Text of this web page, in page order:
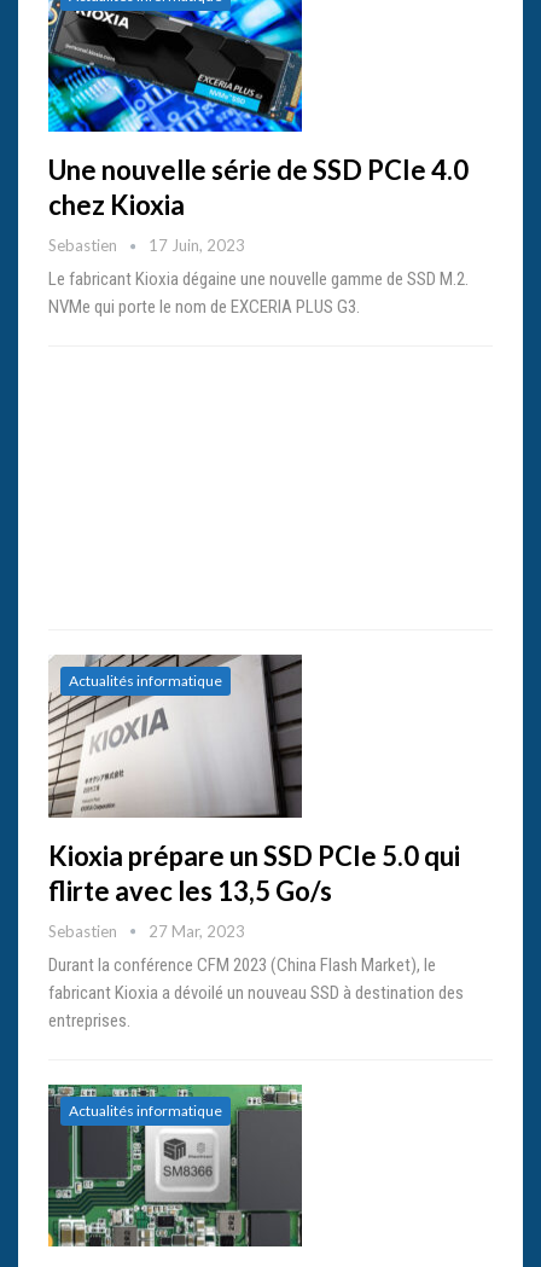
Une nouvelle série de SSD PCIe 4.0
chez Kioxia
Sebastien 17 Juin, 2023
Le fabricant Kioxia dégaine une nouvelle gamme de SSD M.2.
NVMe qui porte le nom de EXCERIA PLUS G3.
Actualités informatique
Kioxia prépare un SSD PCIe 5.0 qui
flirte avec les 13,5 Go/s
Sebastien 27 Mar, 2023
Durant la conférence CFM 2023 (China Flash Market), le
fabricant Kioxia a dévoilé un nouveau SSD à destination des
entreprises.
Actualités informatique